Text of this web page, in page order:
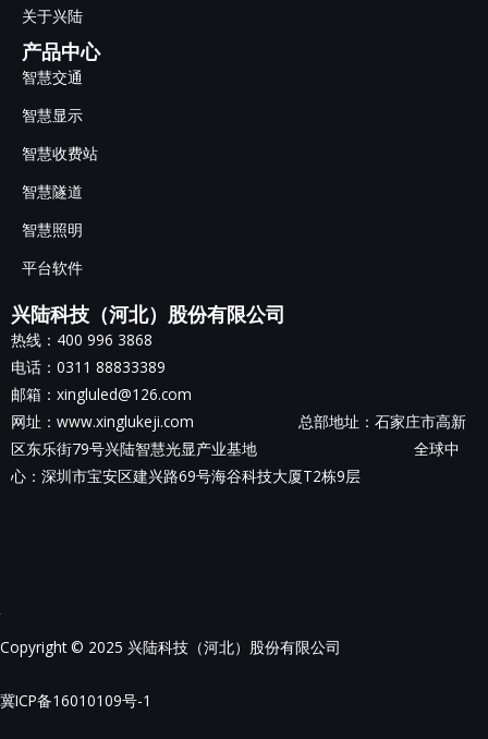
关于兴陆
产品中心
智慧交通
智慧显示
智慧收费站
智慧隧道
智慧照明
平台软件
兴陆科技（河北）股份有限公司
热线：400 996 3868
电话：0311 88833389
邮箱：xingluled@126.com
网址：www.xinglukeji.com 总部地址： 石家庄市高新
区东乐街79号兴陆智慧光显产业基地 全球中
心：深圳市宝安区建兴路69号海谷科技大厦T2栋9层
Copyright © 2025 兴陆科技（河北）股份有限公司
冀ICP备16010109号-1